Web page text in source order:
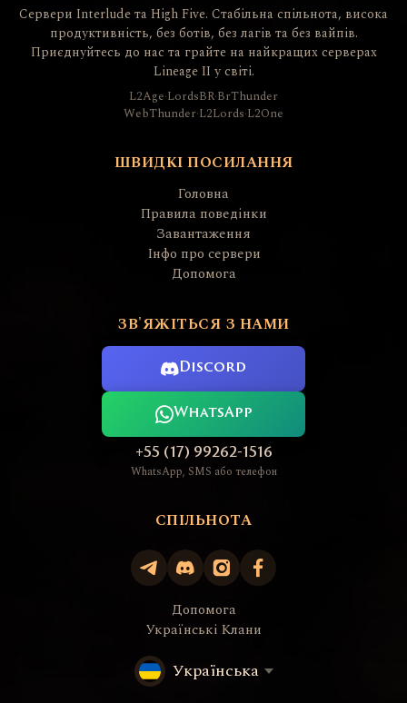
Сервери Interlude та High Five. Стабільна спільнота, висока
продуктивність, без ботів, без лагів та без вайпів.
Приєднуйтесь до нас та грайте на найкращих серверах
Lineage II у світі.
L2Age·LordsBR·BrThunder
WebThunder·L2Lords·L2One
ШВИДКІ ПОСИЛАННЯ
Головна
Правила поведінки
Завантаження
Інфо про сервери
Допомога
ЗВ'ЯЖІТЬСЯ З НАМИ
Discord
WhatsApp
+55 (17) 99262-1516
WhatsApp, SMS або телефон
СПІЛЬНОТА
Допомога
Українські Клани
Українська